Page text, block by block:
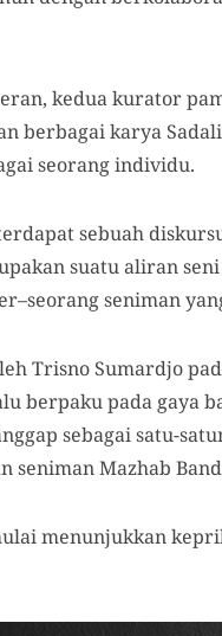
kedua kurator
berbagai karya
seorang individu.
sebuah
suatu aliran
seniman
Trisno Sumardjo
berpaku pada gaya
sebagai satu-
seniman Mazhab
menunjukkan